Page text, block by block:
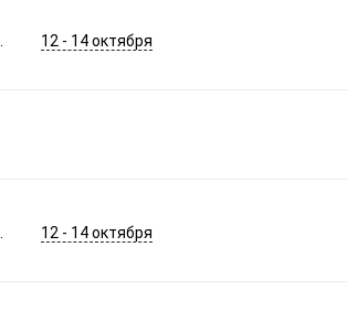
12 - 14 октября
12 - 14 октября